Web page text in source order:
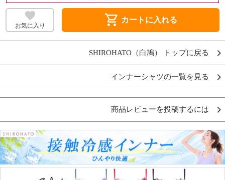
お気に入り shopping_cart カートに入れる
SHIROHATO（白鳩） トップに戻る
インナーシャツの一覧を見る
商品レビューを投稿するには